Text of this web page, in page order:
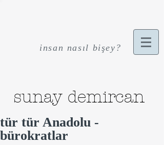
insan nasıl bişey?
sunay demircan
tür tür Anadolu -
bürokratlar